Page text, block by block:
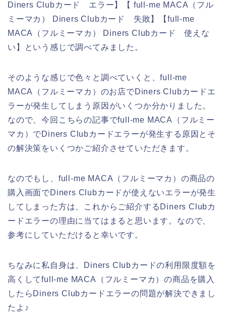
Diners Clubカード エラー】【 full-me MACA（フル
ミーマカ） Diners Clubカード 失敗】【full-me
MACA（フルミーマカ） Diners Clubカード 使えな
い】という感じで調べてみました。
そのような感じで色々と調べていくと、full-me
MACA（フルミーマカ）のお店でDiners Clubカードエ
ラーが発生してしまう原因がいくつか分かりました。
なので、今回こちらの記事でfull-me MACA（フルミー
マカ）でDiners Clubカードエラーが発生する原因とそ
の解決策をいくつかご紹介させていただきます。
なのでもし、full-me MACA（フルミーマカ）の商品の
購入画面でDiners Clubカードが使えないエラーが発生
してしまった方は、これからご紹介するDiners Clubカ
ードエラーの理由に当てはまると思います。なので、
参考にしていただけると幸いです。
ちなみに私自身は、Diners Clubカードの利用限度額を
高くしてfull-me MACA（フルミーマカ）の商品を購入
したらDiners Clubカードエラーの問題が解決できまし
たよ♪